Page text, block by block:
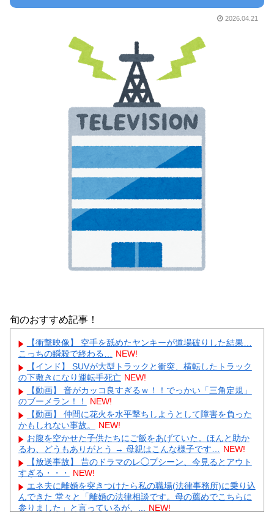
2026.04.21
旬のおすすめ記事！
【衝撃映像】 空手を舐めたヤンキーが道場破りした結果…
こっちの瞬殺で終わる… NEW!
【インド】 SUVが大型トラックと衝突、横転したトラック
の下敷きになり運転手死亡 NEW!
【動画】 音がカッコ良すぎるｗ！！でっかい「三角定規」
のブーメラン！！
NEW!
【動画】 仲間に花火を水平撃ちしようとして障害を負った
かもしれない事故。
NEW!
お腹を空かせた子供たちにご飯をあげていた。ほんと助か
るわ、どうもありがとう → 母親はこんな様子です… NEW!
【放送事故】 昔のドラマのレ◯プシーン、今見るとアウト
すぎる・・・
NEW!
エネ夫に離婚を突きつけたら私の職場(法律事務所)に乗り込
んできた 堂々と「離婚の法律相談です。母の薦めでこちらに
参りました」と言っているが、... NEW!